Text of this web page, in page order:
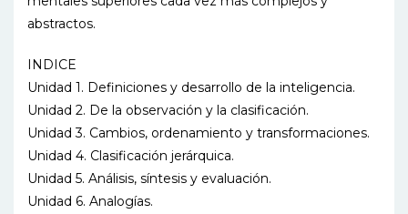
abstractos.
INDICE
Unidad 1. Definiciones y desarrollo de la inteligencia.
Unidad 2. De la observación y la clasificación.
Unidad 3. Cambios, ordenamiento y transformaciones.
Unidad 4. Clasificación jerárquica.
Unidad 5. Análisis, síntesis y evaluación.
Unidad 6. Analogías.